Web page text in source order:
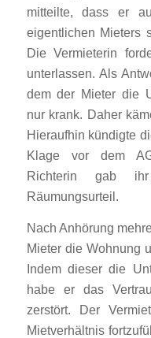
mitteilte, dass er
eigentlichen Mieters
Die Vermieterin
unterlassen. Als
dem der Mieter die
nur krank. Daher
Hieraufhin kündigte
Klage vor dem
Richterin gab
Räumungsurteil.
Nach Anhörung
Mieter die Wohnung
Indem dieser die
habe er das
zerstört. Der
Mietverhältnis